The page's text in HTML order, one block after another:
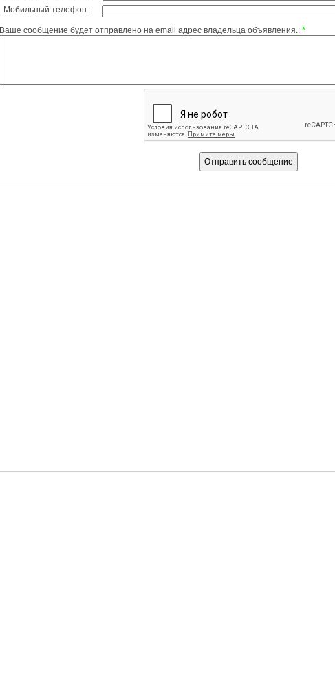
Мобильный телефон:
Ваше сообщение будет отправлено на email адрес владельца объявления.: *